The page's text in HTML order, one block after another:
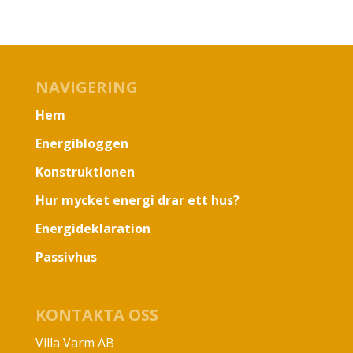
NAVIGERING
Hem
Energibloggen
Konstruktionen
Hur mycket energi drar ett hus?
Energideklaration
Passivhus
KONTAKTA OSS
Villa Varm AB